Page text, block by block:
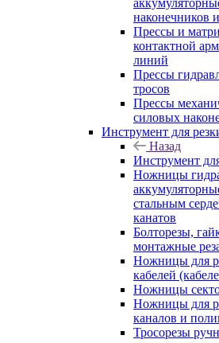
наконечников
Прессы и
контактной
линий
Прессы
тросов
Прессы
силовых
Инструмент для
Назад
Инструмент
Ножницы
стальным
канатов
Болторезы,
монтажные
Ножницы для
кабелей
Ножницы
Ножницы для
каналов и
Тросорезы